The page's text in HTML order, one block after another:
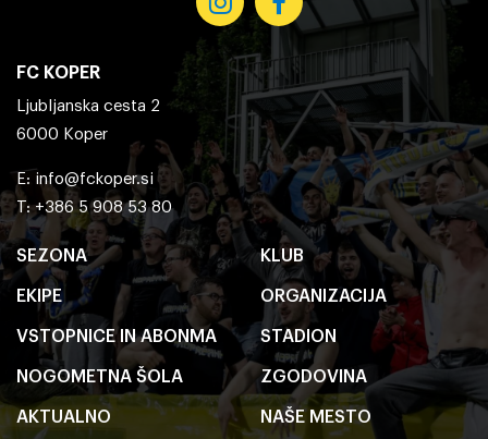
SEZONA
EKIPE
VSTOPNICE IN ABONMA
NOGOMETNA ŠOLA
AKTUALNO
KLUB
ORGANIZACIJA
STADION
ZGODOVINA
NAŠE MESTO
FC KOPER
Ljubljanska cesta 2
6000 Koper
E: info@fckoper.si
T: +386 5 908 53 80